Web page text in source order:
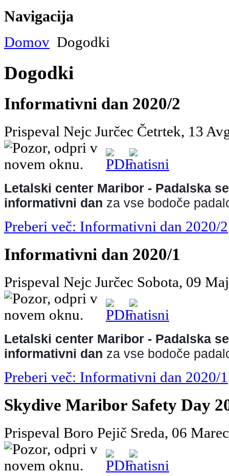
Navigacija
Domov Dogodki
Dogodki
Informativni dan 2020/2
Prispeval Nejc Jurčec Četrtek, 13
Letalski center Maribor - Padalska
informativni dan za vse bodoče
Preberi več: Informativni dan 2020/2
Informativni dan 2020/1
Prispeval Nejc Jurčec Sobota, 09
Letalski center Maribor - Padalska
informativni dan za vse bodoče
Preberi več: Informativni dan 2020/1
Skydive Maribor Safety Day
Prispeval Boro Pejič Sreda, 06